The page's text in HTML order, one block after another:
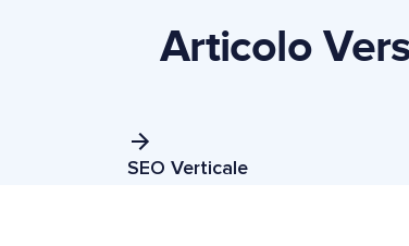
Articolo
SEO Verticale